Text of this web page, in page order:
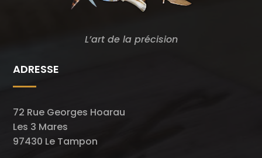
L’art de la précision
ADRESSE
72 Rue Georges Hoarau
Les 3 Mares
97430 Le Tampon